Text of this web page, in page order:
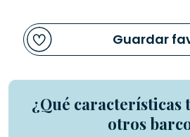
Guardar
¿Qué características
otros